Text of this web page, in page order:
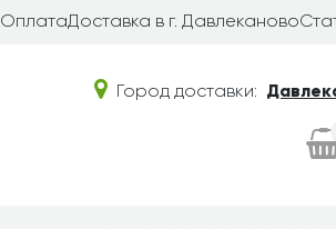
ОплатаДоставка в г. Давлеканово
Город доставки: